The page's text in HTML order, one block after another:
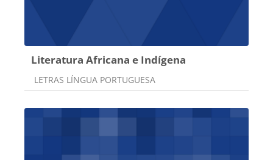
Literatura Africana e Indígena
Categoria do curso
LETRAS LÍNGUA PORTUGUESA